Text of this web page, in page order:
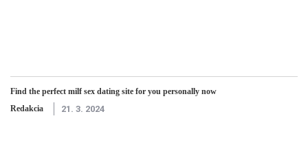
Find the perfect milf sex dating site for you personally now
Redakcia
21. 3. 2024